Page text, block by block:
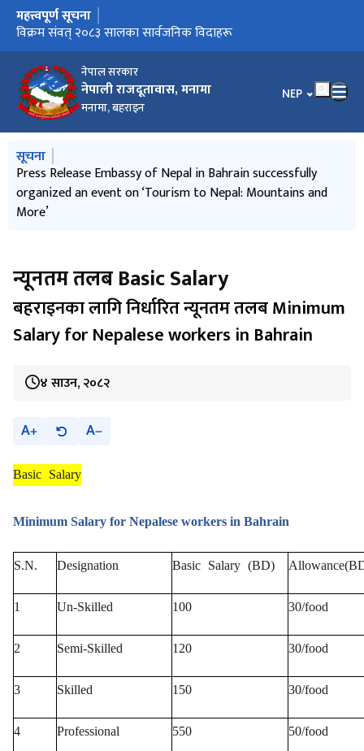
नेपाल सरकार
नेपाली राजदूतावास, मनामा
मनामा, बहराइन
भाषा चयन गर्नुहोस्
NEP
मुख्य नेभिगेसनमा जानुहोस्
महत्त्वपूर्ण सूचना
Family Members in Bahrain
विक्रम संवत् २०८३ सालका सार्वजनिक विदाहरू
RECRUITMENT FROM NEPAL
राजदूतावासबाट पुनः श्रम स्वीकृति प्रदान गरिने प्रक्रिया सम्बन्धी सूचना
(२०८०/१/२८)
Invitation to submit proposal for vehicle procurement (20
January 2026)
वैधानिकीकरण श्रम स्वीकृती सम्बन्धी सूचना (31 डिसेम्बर 2025)
Checklist for Online Demand Attestation Process
न्यूनतम तलब Basic Salary
Embassy of Nepal in Bahrain hosted a Nepal Tourism and
Business Networking Event on 13 July 2025
Press Release Embassy of Nepal in Bahrain successfully
organized an event on ‘Tourism to Nepal: Mountains and
More’
मुख्य नेभिगेसनमा जानुहोस्
सूचना
Individual Experience in Bahrain
Press Release Embassy of Nepal in Bahrain successfully
organized an event on ‘Tourism to Nepal: Mountains and
More’
न्यूनतम तलब Basic Salary
बहराइनका लागि निर्धारित न्यूनतम तलब Minimum
Salary for Nepalese workers in Bahrain
४ साउन, २०८२
A A
Basic Salary
Minimum Salary for Nepalese workers in Bahrain
S.N. Designation Basic Salary (BD)
1 Un-Skilled 100 30/food
2 Semi-Skilled 120 30/food
3 Skilled 150 30/food
4 Professional 550 50/food